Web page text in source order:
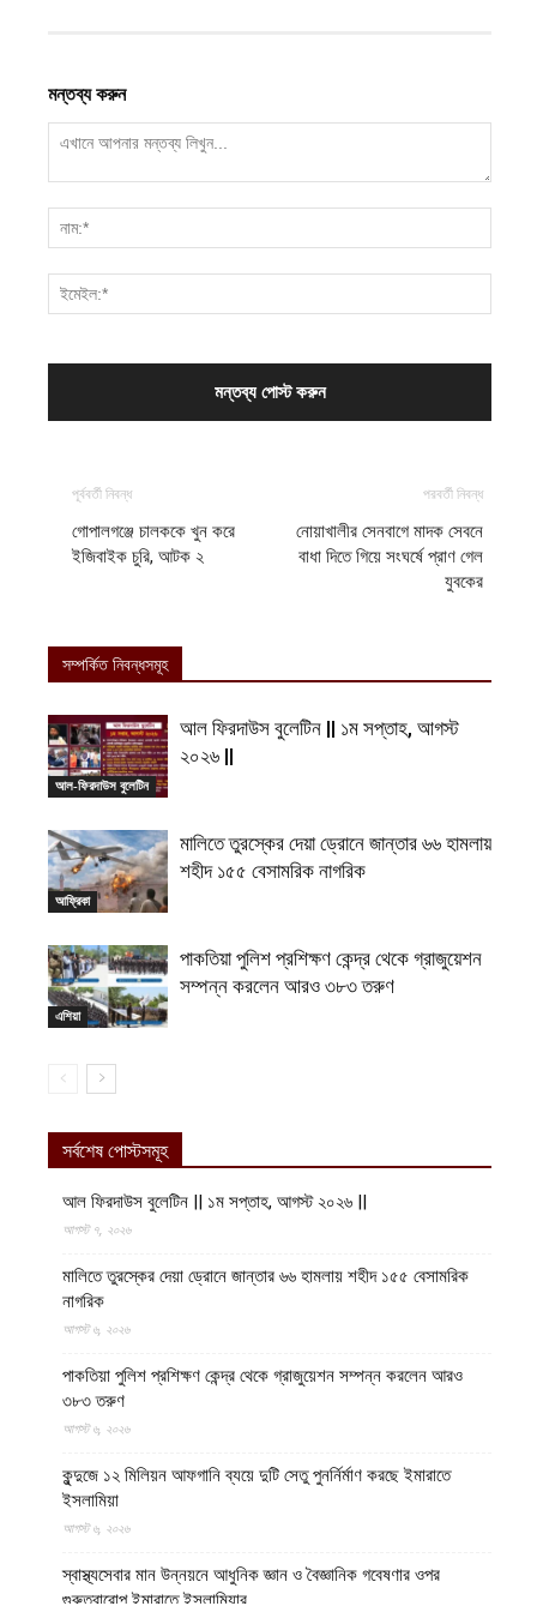
মন্তব্য করুন
পূর্ববর্তী নিবন্ধ
গোপালগঞ্জে চালককে খুন করে
ইজিবাইক চুরি, আটক ২
পরবর্তী নিবন্ধ
নোয়াখালীর সেনবাগে মাদক সেবনে
বাধা দিতে গিয়ে সংঘর্ষে প্রাণ গেল
যুবকের
সম্পর্কিত নিবন্ধসমূহ
আল-ফিরদাউস বুলেটিন
আল ফিরদাউস বুলেটিন || ১ম সপ্তাহ, আগস্ট
২০২৬ ||
আফ্রিকা
মালিতে তুরস্কের দেয়া ড্রোনে জান্তার ৬৬ হামলায়
শহীদ ১৫৫ বেসামরিক নাগরিক
এশিয়া
পাকতিয়া পুলিশ প্রশিক্ষণ কেন্দ্র থেকে গ্রাজুয়েশন
সম্পন্ন করলেন আরও ৩৮৩ তরুণ
সর্বশেষ পোস্টসমূহ
আল ফিরদাউস বুলেটিন || ১ম সপ্তাহ, আগস্ট ২০২৬ ||
আগস্ট ৭, ২০২৬
মালিতে তুরস্কের দেয়া ড্রোনে জান্তার ৬৬ হামলায় শহীদ ১৫৫ বেসামরিক
নাগরিক
আগস্ট ৬, ২০২৬
পাকতিয়া পুলিশ প্রশিক্ষণ কেন্দ্র থেকে গ্রাজুয়েশন সম্পন্ন করলেন আরও
৩৮৩ তরুণ
আগস্ট ৬, ২০২৬
কুন্দুজে ১২ মিলিয়ন আফগানি ব্যয়ে দুটি সেতু পুনর্নির্মাণ করছে ইমারাতে
ইসলামিয়া
আগস্ট ৬, ২০২৬
স্বাস্থ্যসেবার মান উন্নয়নে আধুনিক জ্ঞান ও বৈজ্ঞানিক গবেষণার ওপর
গুরুত্বারোপ ইমারাতে ইসলামিয়ার